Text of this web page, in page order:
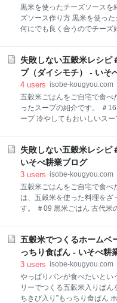
に STEP１．粉砕機を買う
始まりません。 とりあえず
クしてパワーがありそうなも
出人は中国の様で来週には注
容でした。一気に納期が短縮
だ？？ STEP２．粉砕機到着
怪しい黒い物体が到着。 開け
黒米を使ったチーズソースを
ズソース作り方 黒米を使った
何にでも良く合うのでチーズ
５．終わりに １．黒米につ
の一種で、黒米に含まれるア
効果よる老化防止や美肌効果
こちらのサイトが参考になり
ます。 macaro-ni.jp ２．黒米
黒米を炊いておきます。 白
炊いたもので水の量も通常の
0.5合を炊飯器で炊いたもの》
回も”雑穀をおいしく食べ
失敗しない五穀米レシ
プ（ダイシモチ） - いそ
4 users isobe-kougyou.com
五穀米ごはんをご自宅で食べ
ったスープの紹介です。 ＃
ープ 冷やしてもおいしいス
４．”もち麦ごはん”について
スープの完成 ６．終わりに
もち麦 今回はにんじんとたま
プです。 もち麦の豊富な食
たまねぎのビタミンもとれる
回は甘みが多い白たまねぎを
くならないので３時間以上は
い。多めにゆでて冷凍保存し
２で茹でる前後のもち麦を紹
失敗しない五穀米レシ
いそべ耕業ブログ
3 users isobe-kougyou.com
五穀米ごはんをご自宅で食べ
は、五穀米を使った料理をざ
す。 ＃09 黒米ごはん 古代米
はん”の出来上がり ５．おま
ェノールが豊富 ご覧の様に黒
ノールのアントシアニンによ
て炊くと鮮やかな紫色になる
られてきました。 ２．黒米の
アントシアニンの抗酸化作用
五穀米でつくるホーム
っちり食ぱん - いそべ耕
3 users isobe-kougyou.com
やっぱりパンが食べたいとい
リーでつくる五穀米入りぱん
ちきび入り”もっちり食ぱん